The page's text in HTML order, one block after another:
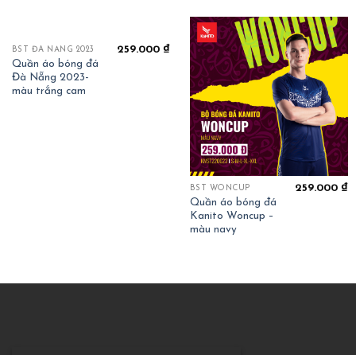
BST ĐÀ NẴNG 2023
Quần áo bóng đá
Đà Nẵng 2023-
màu trắng cam
259.000₫
BST WONCUP
Quần áo bóng đá
Kanito Woncup –
màu navy
259.000₫